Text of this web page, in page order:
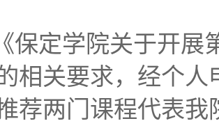
保定学院关于开展
相关要求，经个人
荐两门课程代表